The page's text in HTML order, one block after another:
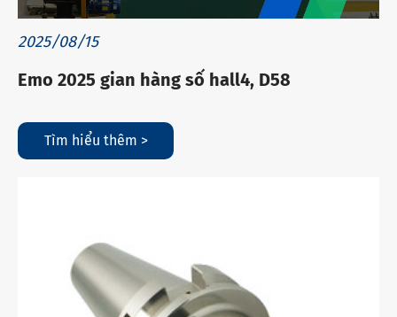
2025/08/15
Emo 2025 gian hàng số hall4, D58
Tìm hiểu thêm >